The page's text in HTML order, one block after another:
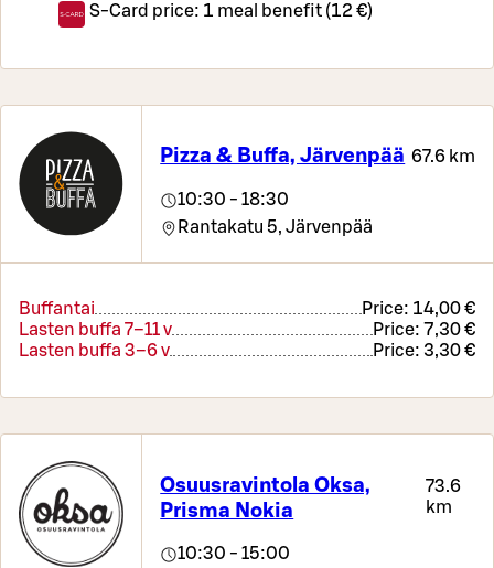
S-Card price: 1 meal benefit (12 €)
Pizza & Buffa, Järvenpää 67.6 km
10:30 - 18:30
Rantakatu 5, Järvenpää
Buffantai Price: 14,00 €
Lasten buffa 7–11 v
Price: 7,30 €
Lasten buffa 3–6 v
Price: 3,30 €
Osuusravintola Oksa,
Prisma Nokia
73.6
km
10:30 - 15:00